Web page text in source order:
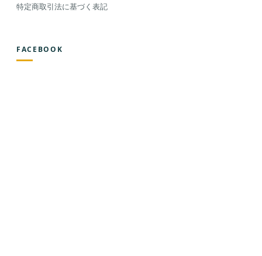
特定商取引法に基づく表記
FACEBOOK